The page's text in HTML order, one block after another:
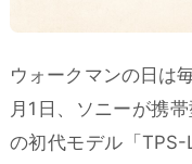
ウォークマンの日は
月1日、ソニーが携
の初代モデル「